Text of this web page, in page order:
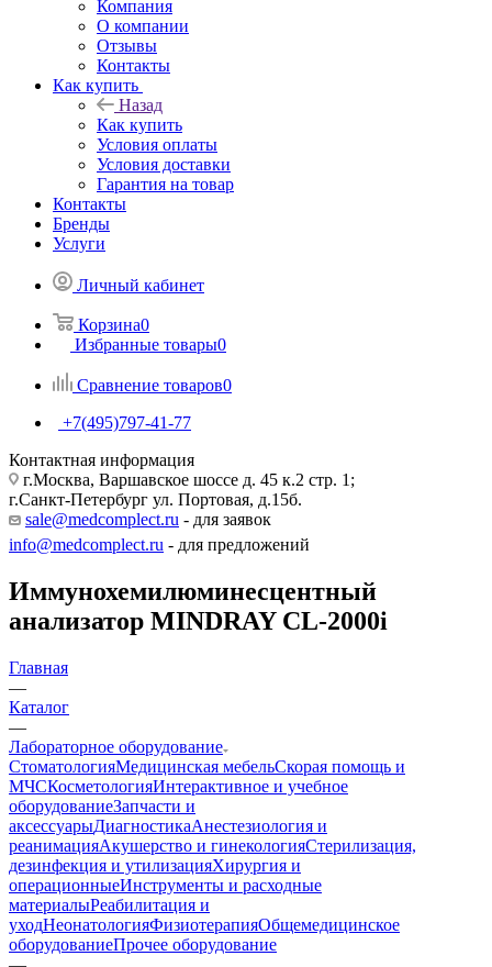
Компания
О компании
Отзывы
Контакты
Как купить
Назад
Как купить
Условия оплаты
Условия доставки
Гарантия на товар
Контакты
Бренды
Услуги
Личный кабинет
Корзина0
Избранные товары0
Сравнение товаров0
+7(495)797-41-77
Контактная информация
г.Москва, Варшавское шоссе д. 45 к.2 стр. 1;
г.Санкт-Петербург ул. Портовая, д.15б.
sale@medcomplect.ru - для заявок
info@medcomplect.ru - для предложений
Иммунохемилюминесцентный
анализатор MINDRAY CL-2000i
Главная
—
Каталог
—
Лабораторное оборудование
СтоматологияМедицинская мебельСкорая помощь и
МЧСКосметологияИнтерактивное и учебное
оборудованиеЗапчасти и
аксессуарыДиагностикаАнестезиология и
реанимацияАкушерство и гинекологияСтерилизация,
дезинфекция и утилизацияХирургия и
операционныеИнструменты и расходные
материалыРеабилитация и
уходНеонатологияФизиотерапияОбщемедицинское
оборудованиеПрочее оборудование